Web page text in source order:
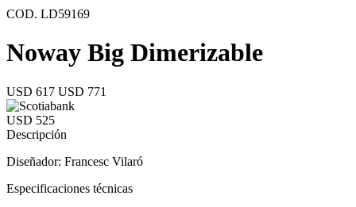
COD. LD59169
Noway Big Dimerizable
USD 617 USD 771
USD 525
Descripción
Diseñador: Francesc Vilaró
Especificaciones técnicas